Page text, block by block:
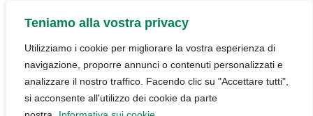
Teniamo alla vostra privacy
Utilizziamo i cookie per migliorare la vostra esperienza di
navigazione, proporre annunci o contenuti personalizzati e
analizzare il nostro traffico. Facendo clic su "Accettare tutti",
si acconsente all'utilizzo dei cookie da parte